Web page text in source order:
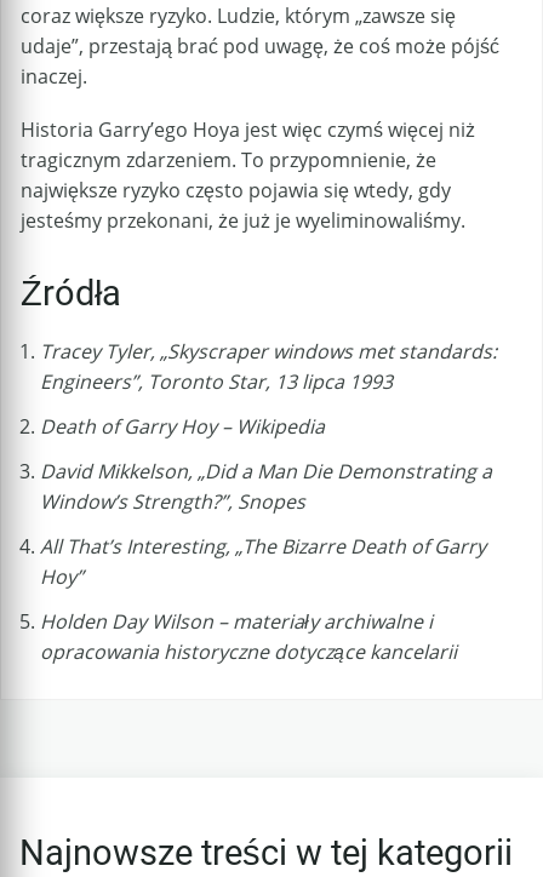
coraz większe ryzyko. Ludzie, którym „zawsze się
udaje”, przestają brać pod uwagę, że coś może pójść
inaczej.
Historia Garry’ego Hoya jest więc czymś więcej niż
tragicznym zdarzeniem. To przypomnienie, że
największe ryzyko często pojawia się wtedy, gdy
jesteśmy przekonani, że już je wyeliminowaliśmy.
Źródła
Tracey Tyler, „Skyscraper windows met standards:
Engineers”, Toronto Star, 13 lipca 1993
Death of Garry Hoy – Wikipedia
David Mikkelson, „Did a Man Die Demonstrating a
Window’s Strength?”, Snopes
All That’s Interesting, „The Bizarre Death of Garry
Hoy”
Holden Day Wilson – materiały archiwalne i
opracowania historyczne dotyczące kancelarii
Najnowsze treści w tej kategorii